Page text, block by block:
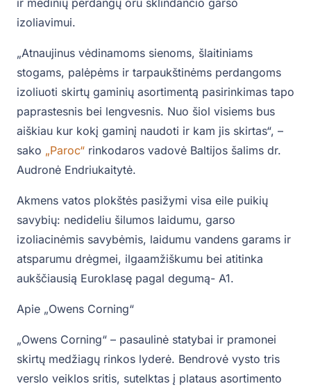
izoliavimui.
„Atnaujinus vėdinamoms sienoms, šlaitiniams
stogams, palėpėms ir tarpaukštinėms perdangoms
izoliuoti skirtų gaminių asortimentą pasirinkimas tapo
paprastesnis bei lengvesnis. Nuo šiol visiems bus
aiškiau kur kokį gaminį naudoti ir kam jis skirtas“, –
sako „Paroc“ rinkodaros vadovė Baltijos šalims dr.
Audronė Endriukaitytė.
Akmens vatos plokštės pasižymi visa eile puikių
savybių: nedideliu šilumos laidumu, garso
izoliacinėmis savybėmis, laidumu vandens garams ir
atsparumu drėgmei, ilgaamžiškumu bei atitinka
aukščiausią Euroklasę pagal degumą- A1.
Apie „Owens Corning“
„Owens Corning“ – pasaulinė statybai ir pramonei
skirtų medžiagų rinkos lyderė. Bendrovė vysto tris
verslo veiklos sritis, sutelktas į plataus asortimento